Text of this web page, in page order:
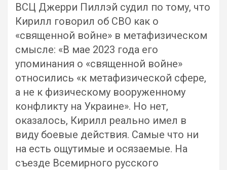
ВСЦ Джерри Пиллэй судил по тому, что
Кирилл говорил об СВО как о
«священной войне» в метафизическом
смысле: «В мае 2023 года его
упоминания о «священной войне»
относились «к метафизической сфере,
а не к физическому вооруженному
конфликту на Украине». Но нет,
оказалось, Кирилл реально имел в
виду боевые действия. Самые что ни
на есть ощутимые и осязаемые. На
съезде Всемирного русского